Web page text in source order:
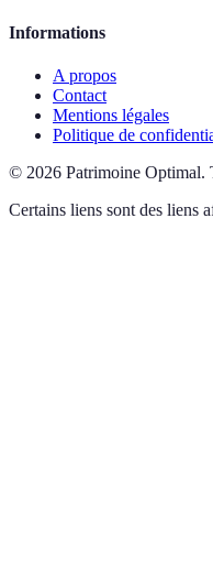
Informations
A propos
Contact
Mentions légales
Politique de
© 2026 Patrimoine Optimal.
Certains liens sont des liens